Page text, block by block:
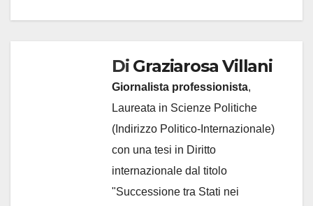
Di Graziarosa Villani
Giornalista professionista,
Laureata in Scienze Politiche
(Indirizzo Politico-Internazionale)
con una tesi in Diritto
internazionale dal titolo
"Successione tra Stati nei